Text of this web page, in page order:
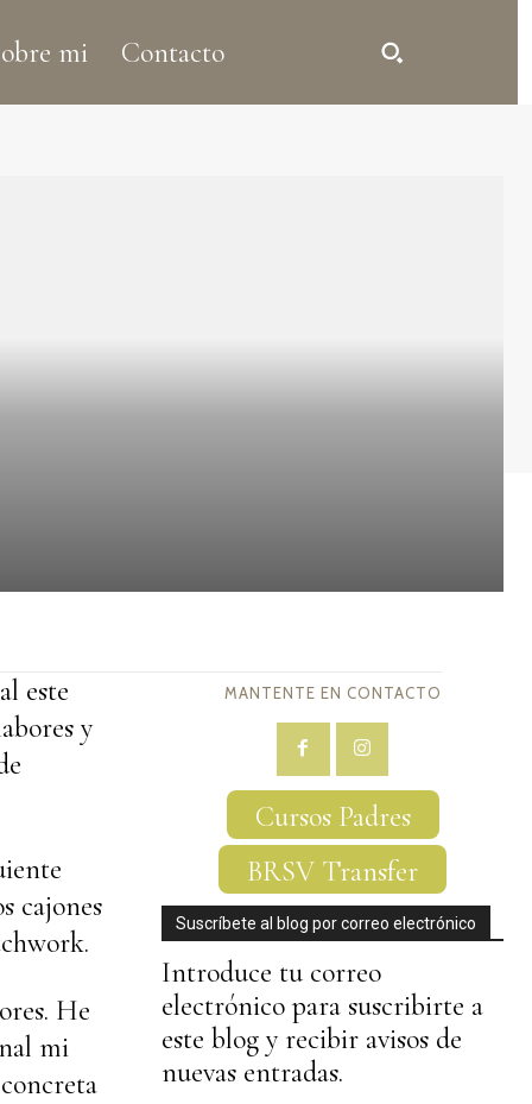
mi Contacto
este
y
cajones
He
mi
MANTENTE EN CONTACTO
Cursos Padres
BRSV Transfer
Suscríbete al blog por correo electrónico
Introduce tu correo
electrónico para suscribirte a
este blog y recibir avisos de
nuevas entradas.